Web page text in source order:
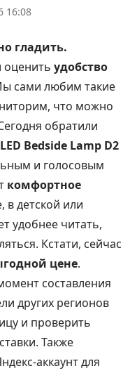
16:08
гладить.
оценить удобство
сами любим такие
что можно
обратили
Bedside Lamp D2
и голосовым
комфортное
в детской или
удобнее читать,
Кстати, сейчас
цене.
составления
других регионов
и проверить
Также
аккаунт для